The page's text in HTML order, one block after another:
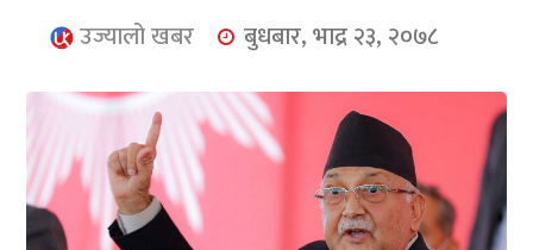
प्रबास
युनिकोड
उज्यालो खबर बुधबार, भाद्र २३, २०७८